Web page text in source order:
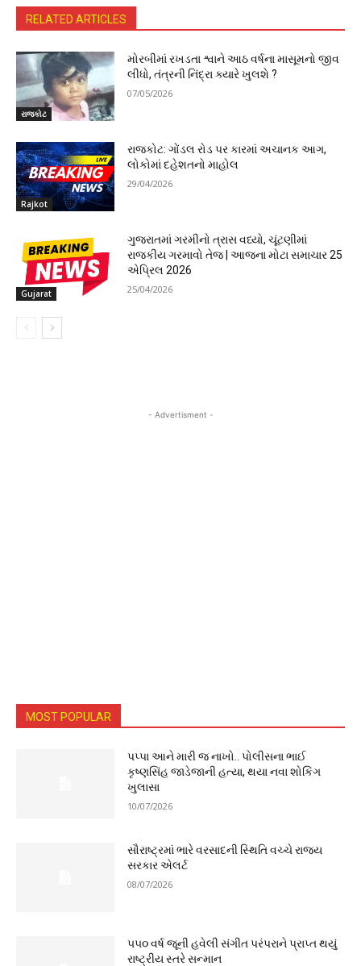
RELATED ARTICLES
રાજકોટ
મોરબીમાં રખડતા શ્વાને આઠ વર્ષના માસૂમનો જીવ
લીધો, તંત્રની નિંદ્રા ક્યારે ખુલશે ?
07/05/2026
Rajkot
રાજકોટ: ગોંડલ રોડ પર કારમાં અચાનક આગ,
લોકોમાં દહેશતનો માહોલ
29/04/2026
Gujarat
ગુજરાતમાં ગરમીનો ત્રાસ વધ્યો, ચૂંટણીમાં
રાજકીય ગરમાવો તેજ | આજના મોટા સમાચાર 25
એપ્રિલ 2026
25/04/2026
- Advertisment -
MOST POPULAR
પપ્પા આને મારી જ નાખો.. પોલીસના ભાઈ
કૃષ્ણસિંહ જાડેજાની હત્યા, થયા નવા શોકિંગ
ખુલાસા
10/07/2026
સૌરાષ્ટ્રમાં ભારે વરસાદની સ્થિતિ વચ્ચે રાજ્ય
સરકાર એલર્ટ
08/07/2026
૫૫૦ વર્ષ જૂની હવેલી સંગીત પરંપરાને પ્રાપ્ત થયું
રાષ્ટ્રીય સ્તરે સન્માન